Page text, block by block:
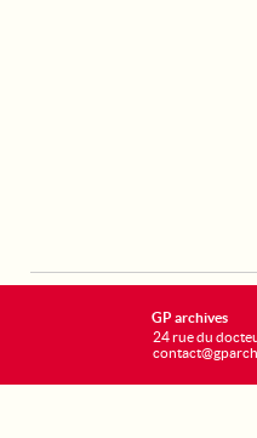
GP archives
24 rue du